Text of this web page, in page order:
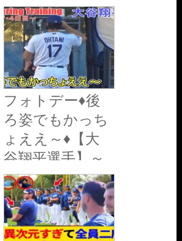
ァンから感嘆の
声が上がる！！
アリゾナキャン
プ現地映像
##dodgers
#springtraining
#shoheiohtani
フォトデー♦後
ろ姿でもかっち
ょええ～♦【大
谷翔平選手】～
全体練習・４日
目～Shohei
Ohtani 2026
Spring Training